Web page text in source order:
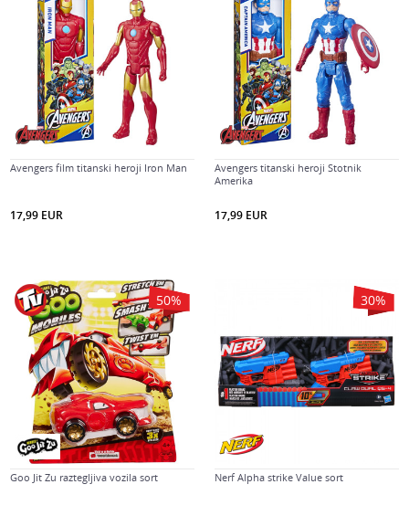
Avengers film titanski heroji Iron Man
17,99 EUR
Avengers titanski heroji Stotnik
Amerika
17,99 EUR
50%
Goo Jit Zu raztegljiva vozila sort
30%
Nerf Alpha strike Value sort